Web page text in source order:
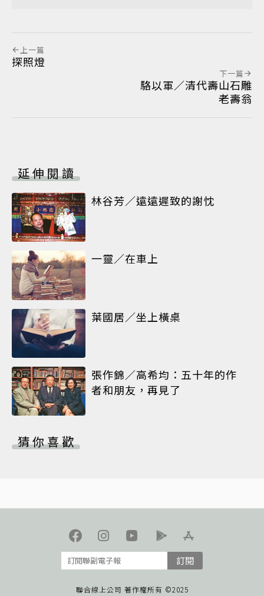
上一篇
探照燈
下一篇
駱以軍／清代壽山石雕
老壽翁
延伸閱讀
林谷芳／遠遠遲致的謝忱
一靈／在車上
葉國居／坐上橫桌
張作錦／高希均：五十年的作
者和朋友，再見了
猜你喜歡
訂閱
聯合線上公司 著作權所有 ©2025